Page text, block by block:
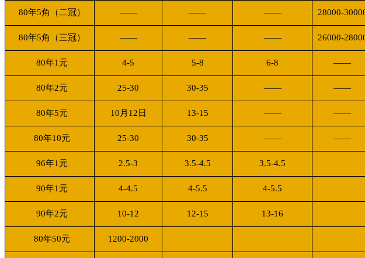
80年5角（二冠） —— —— —— 28000-
80年5角（三冠） —— —— —— 26000-
80年1 元 4-5 5-8 6-8 ——
80年2元 25-30 30-35 —— ——
80年5元 10月12日 13-15 —— ——
80年10元 25-30 30-35 —— ——
96年1 元 2.5-3 3.5-4.5 3.5-4.5
90年1 元 4-4.5 4-5.5 4-5.5
90年2元 10-12 12-15 13-16
80年50元 1200-2000